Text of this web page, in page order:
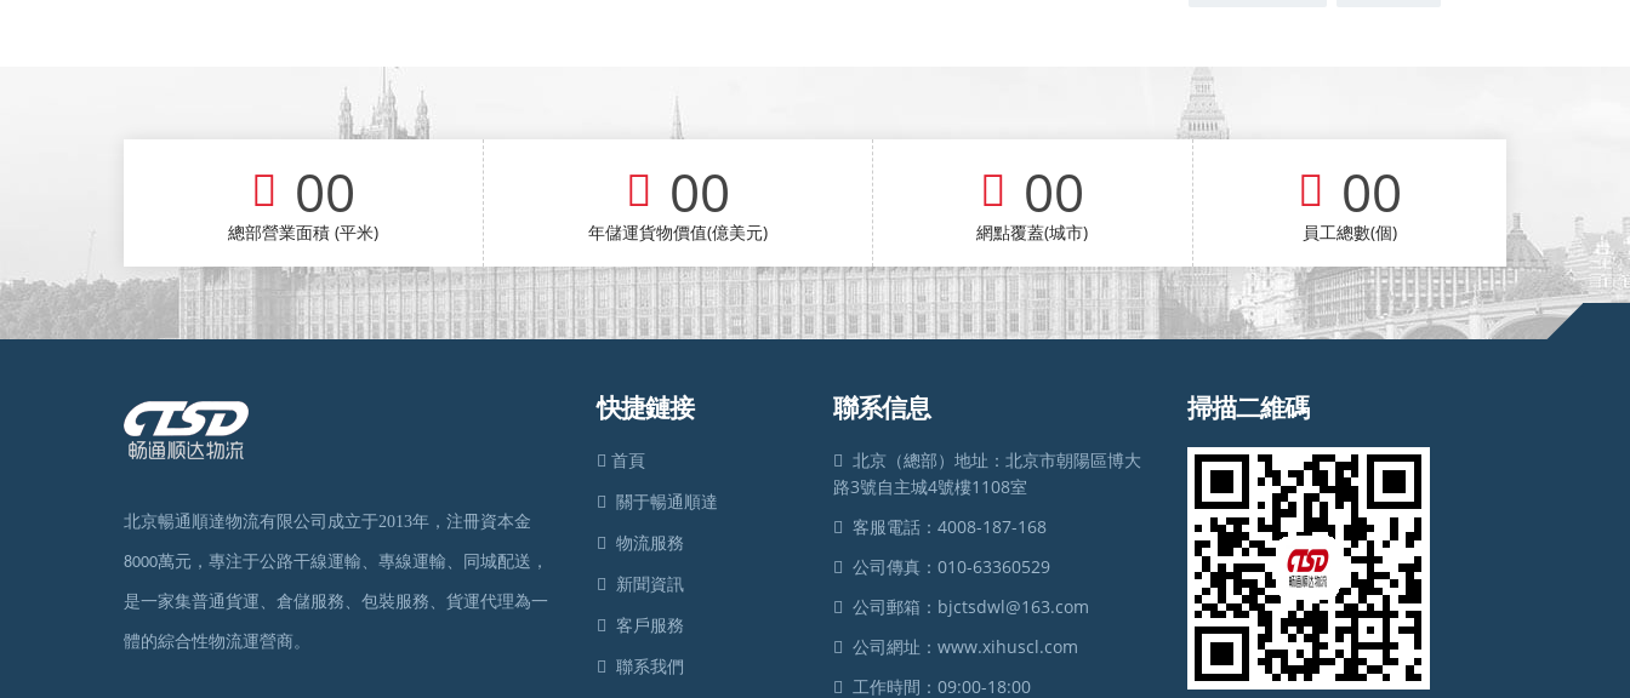
00
總部營業面積 (平米)
00
年儲運貨物價值(億美元)
00
網點覆蓋(城市)
00
員工總數(個)
北京暢通順達物流有限公司成立于2013年，注冊資本金
8000萬元，專注于公路干線運輸、專線運輸、同城配送，
是一家集普通貨運、倉儲服務、包裝服務、貨運代理為一
體的綜合性物流運營商。
快捷鏈接
首頁
關于暢通順達
物流服務
新聞資訊
客戶服務
聯系我們
聯系信息
北京（總部）地址：北京市朝陽區博大
路3號自主城4號樓1108室
客服電話：4008-187-168
公司傳真：010-63360529
公司郵箱：bjctsdwl@163.com
公司網址：www.xihuscl.com
工作時間：09:00-18:00
掃描二維碼